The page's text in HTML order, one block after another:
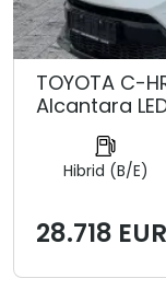
TOYOTA C-
Alcantara
Hibrid (B/E)
28.718 EUR